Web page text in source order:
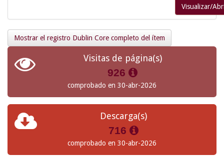
Visualizar/
Mostrar el registro Dublin Core completo del ítem
Visitas de página(s)
926
comprobado en 30-abr-2026
Descarga(s)
716
comprobado en 30-abr-2026